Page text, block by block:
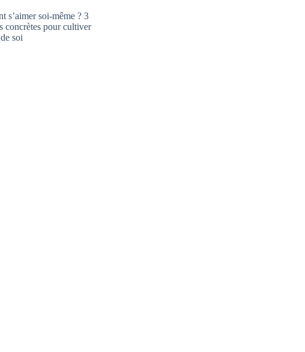
s’aimer soi-même ? 3
concrètes pour cultiver
soi